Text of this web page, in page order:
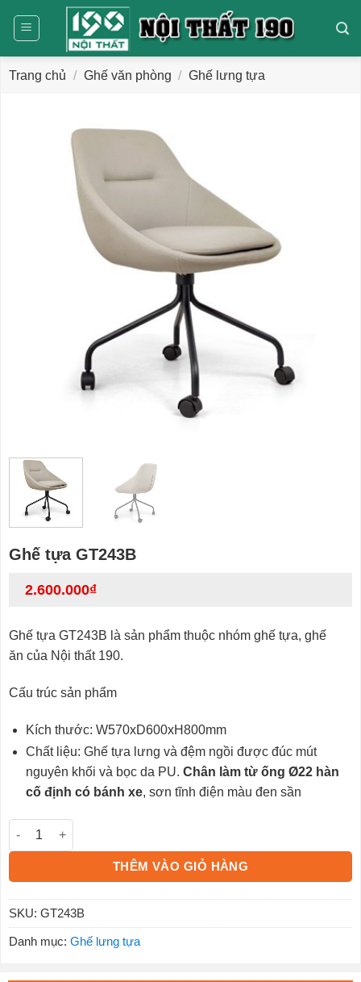
dung
Trang chủ / Ghế văn phòng / Ghế lưng tựa
Ghế tựa GT243B
2.600.000₫
Ghế tựa GT243B là sản phẩm thuộc nhóm ghế tựa, ghế
ăn của Nội thất 190.
Cấu trúc sản phẩm
Kích thước: W570xD600xH800mm
Chất liệu: Ghế tựa lưng và đệm ngồi được đúc mút
nguyên khối và bọc da PU. Chân làm từ ống Ø22 hàn
cố định có bánh xe, sơn tĩnh điện màu đen sần
Ghế tựa GT243B số lượng
THÊM VÀO GIỎ HÀNG
SKU: GT243B
Danh mục: Ghế lưng tựa